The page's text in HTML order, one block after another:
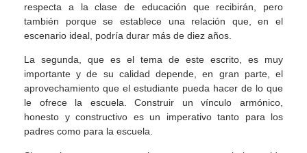
respecta a la clase de educación que recibirán, pero
también porque se establece una relación que, en el
escenario ideal, podría durar más de diez años.
La segunda, que es el tema de este escrito, es muy
importante y de su calidad depende, en gran parte, el
aprovechamiento que el estudiante pueda hacer de lo que
le ofrece la escuela. Construir un vínculo armónico,
honesto y constructivo es un imperativo tanto para los
padres como para la escuela.